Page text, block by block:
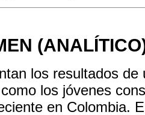
los resultados
los jóvenes
en Colombia.